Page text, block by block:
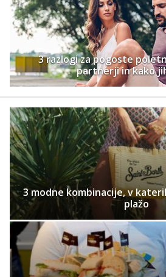
3 razlogi za pogoste
partnerji in kako
3 modne kombinacije, v
plažo